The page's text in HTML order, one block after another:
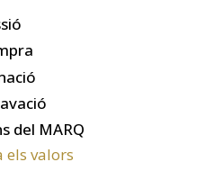
del MARQ
els valors